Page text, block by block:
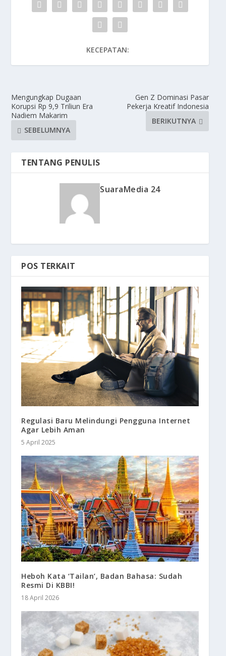
KECEPATAN:
Mengungkap Dugaan
Korupsi Rp 9,9 Triliun Era
Nadiem Makarim
SEBELUMNYA
Gen Z Dominasi Pasar
Pekerja Kreatif Indonesia
BERIKUTNYA
TENTANG PENULIS
SuaraMedia 24
POS TERKAIT
Regulasi Baru Melindungi Pengguna Internet
Agar Lebih Aman
5 April 2025
Heboh Kata ‘Tailan’, Badan Bahasa: Sudah
Resmi Di KBBI!
18 April 2026